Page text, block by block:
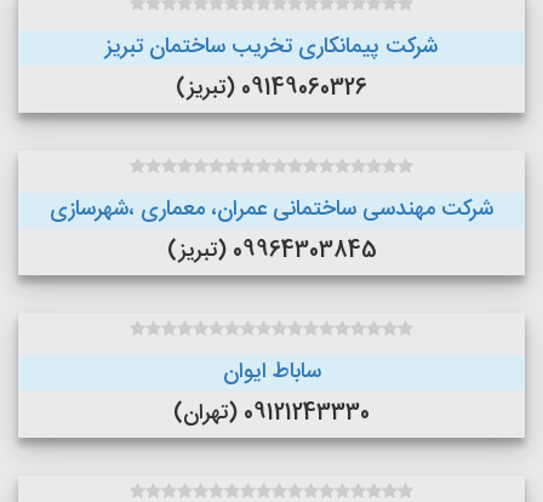
شرکت پیمانکاری تخریب ساختمان تبریز
09149060326 (تبریز)
شرکت مهندسی ساختمانی عمران، معماری ،شهرسازی
09964303845 (تبریز)
ساباط ایوان
09121243330 (تهران)